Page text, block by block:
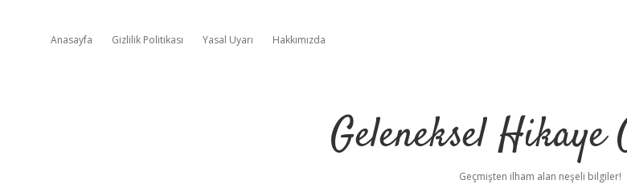
Anasayfa Gizlilik Politikası Yasal Uyarı Hakkımızda
Geleneksel
Geçmişten ilham alan neşeli bilgiler!